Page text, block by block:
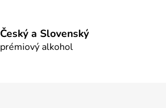
Český a Slovenský
prémiový alkohol